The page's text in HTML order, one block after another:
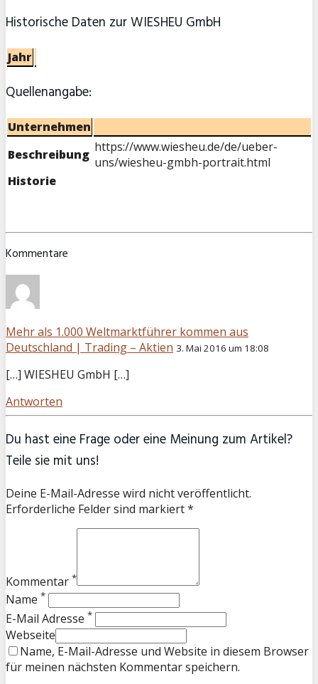
Historische Daten zur WIESHEU GmbH
Jahr
Quellenangabe:
Unternehmen
Beschreibung https://www.wiesheu.de/de/ueber-
uns/wiesheu-gmbh-portrait.html
Historie
Kommentare
Mehr als 1.000 Weltmarktführer kommen aus
Deutschland | Trading – Aktien 3. Mai 2016 um 18:08
[…] WIESHEU GmbH […]
Antworten
Du hast eine Frage oder eine Meinung zum Artikel?
Teile sie mit uns!
Deine E-Mail-Adresse wird nicht veröffentlicht.
Erforderliche Felder sind markiert *
Kommentar *
Name *
E-Mail Adresse *
Webseite
Name, E-Mail-Adresse und Website in diesem Browser
für meinen nächsten Kommentar speichern.